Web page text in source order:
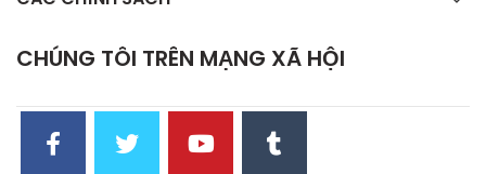
CHÚNG TÔI TRÊN MẠNG XÃ HỘI